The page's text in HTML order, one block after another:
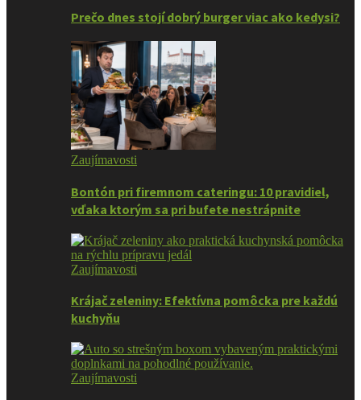
Prečo dnes stojí dobrý burger viac ako kedysi?
Zaujímavosti
Bontón pri firemnom cateringu: 10 pravidiel,
vďaka ktorým sa pri bufete nestrápnite
Zaujímavosti
Krájač zeleniny: Efektívna pomôcka pre každú
kuchyňu
Zaujímavosti